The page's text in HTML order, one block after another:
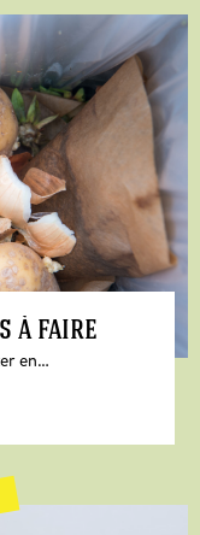
à faire
en…